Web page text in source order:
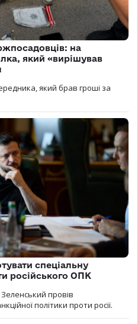
на
який «вирішував
який брав гроші за
спеціальну
російського ОПК
провів
політики проти росії.